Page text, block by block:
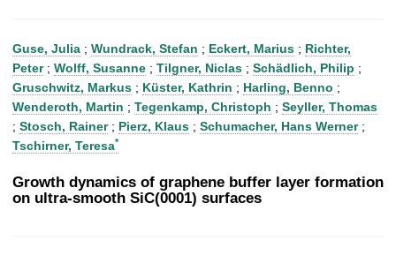
Guse, Julia ; Wundrack, Stefan ; Eckert, Marius ; Richter,
Peter; Wolff, Susanne ; Tilgner, Niclas ; Schädlich, Philip ;
Gruschwitz, Markus ; Küster, Kathrin ; Harling, Benno ;
Wenderoth, Martin ; Tegenkamp, Christoph ; Seyller, Thomas
; Stosch, Rainer; Pierz, Klaus ; Schumacher, Hans Werner;
Tschirner, Teresa*
Growth dynamics of graphene buffer layer formation
on ultra-smooth SiC(0001) surfaces